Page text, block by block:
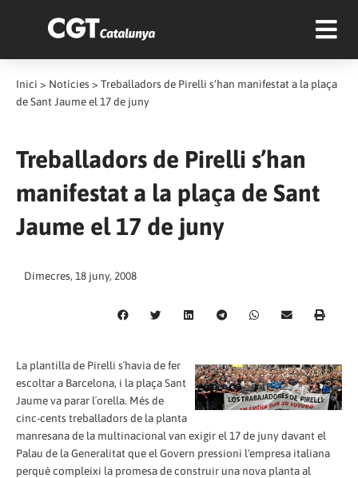
Inici > Notícies > Treballadors de Pirelli s’han manifestat a la plaça
de Sant Jaume el 17 de juny
Treballadors de Pirelli s’han
manifestat a la plaça de Sant
Jaume el 17 de juny
Dimecres, 18 juny, 2008
La plantilla de Pirelli s´havia de fer
escoltar a Barcelona, i la plaça Sant
Jaume va parar l´orella. Més de
cinc-cents treballadors de la planta
manresana de la multinacional van exigir el 17 de juny davant el
Palau de la Generalitat que el Govern pressioni l'empresa italiana
perquè compleixi la promesa de construir una nova planta al